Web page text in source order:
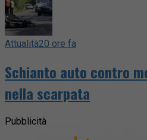
Attualità20 ore fa
Schianto auto contro
nella scarpata
Pubblicità